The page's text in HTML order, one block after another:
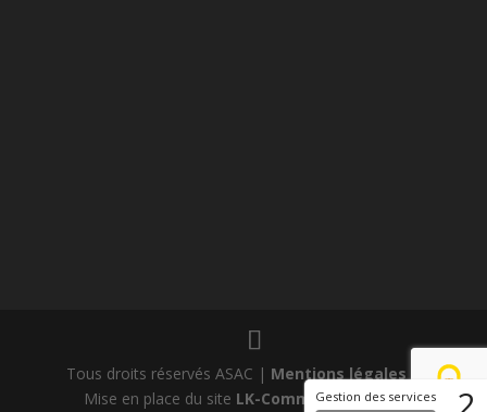
Tous droits réservés ASAC | Mentions légales|
Mise en place du site LK-Communication.fr
Gestion des services